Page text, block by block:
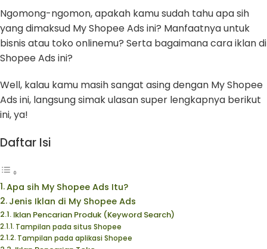
Ngomong-ngomon, apakah kamu sudah tahu apa sih
yang dimaksud My Shopee Ads ini? Manfaatnya untuk
bisnis atau toko onlinemu? Serta bagaimana cara iklan di
Shopee Ads ini?
Well, kalau kamu masih sangat asing dengan My Shopee
Ads ini, langsung simak ulasan super lengkapnya berikut
ini, ya!
Daftar Isi
Apa sih My Shopee Ads Itu?
Jenis Iklan di My Shopee Ads
Iklan Pencarian Produk (Keyword Search)
Tampilan pada situs Shopee
Tampilan pada aplikasi Shopee